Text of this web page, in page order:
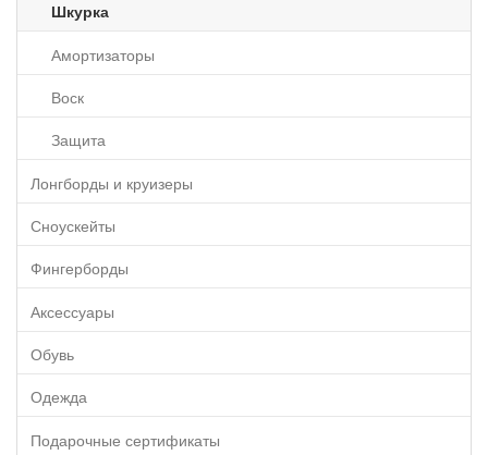
Шкурка
Амортизаторы
Воск
Защита
Лонгборды и круизеры
Сноускейты
Фингерборды
Аксессуары
Обувь
Одежда
Подарочные сертификаты